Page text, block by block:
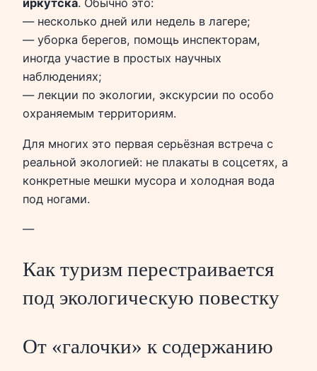
иркутска. Обычно это:
— несколько дней или недель в лагере;
— уборка берегов, помощь инспекторам,
иногда участие в простых научных
наблюдениях;
— лекции по экологии, экскурсии по особо
охраняемым территориям.
Для многих это первая серьёзная встреча с
реальной экологией: не плакаты в соцсетях, а
конкретные мешки мусора и холодная вода
под ногами.
—
Как туризм перестраивается
под экологическую повестку
От «галочки» к содержанию